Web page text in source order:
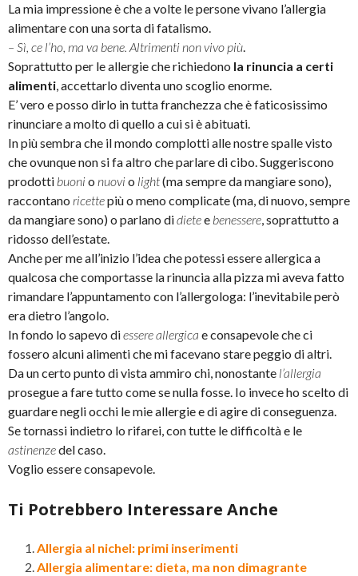
La mia impressione è che a volte le persone vivano l’allergia
alimentare con una sorta di fatalismo.
– Sì, ce l’ho, ma va bene. Altrimenti non vivo più.
Soprattutto per le allergie che richiedono la rinuncia a certi
alimenti, accettarlo diventa uno scoglio enorme.
E’ vero e posso dirlo in tutta franchezza che è faticosissimo
rinunciare a molto di quello a cui si è abituati.
In più sembra che il mondo complotti alle nostre spalle visto
che ovunque non si fa altro che parlare di cibo. Suggeriscono
prodotti buonio nuovio light(ma sempre da mangiare sono),
raccontano ricettepiù o meno complicate (ma, di nuovo, sempre
da mangiare sono) o parlano didietee benessere, soprattutto a
ridosso dell’estate.
Anche per me all’inizio l’idea che potessi essere allergica a
qualcosa che comportasse la rinuncia alla pizza mi aveva fatto
rimandare l’appuntamento con l’allergologa: l’inevitabile però
era dietro l’angolo.
In fondo lo sapevo diessere allergica e consapevole che ci
fossero alcuni alimenti che mi facevano stare peggio di altri.
Da un certo punto di vista ammiro chi, nonostante l’allergia
prosegue a fare tutto come se nulla fosse. Io invece ho scelto di
guardare negli occhi le mie allergie e di agire di conseguenza.
Se tornassi indietro lo rifarei, con tutte le difficoltà e le
astinenzedel caso.
Voglio essere consapevole.
Ti Potrebbero Interessare Anche
Allergia al nichel: primi inserimenti
Allergia alimentare: dieta, ma non dimagrante